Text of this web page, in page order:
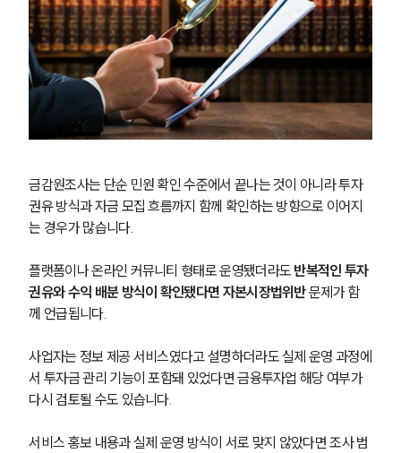
금감원조사는 단순 민원 확인 수준에서 끝나는 것이 아니라 투자
권유 방식과 자금 모집 흐름까지 함께 확인하는 방향으로 이어지
는 경우가 많습니다.
플랫폼이나 온라인 커뮤니티 형태로 운영됐더라도 반복적인 투자
권유와 수익 배분 방식이 확인됐다면 자본시장법위반 문제가 함
께 언급됩니다.
사업자는 정보 제공 서비스였다고 설명하더라도 실제 운영 과정에
서 투자금 관리 기능이 포함돼 있었다면 금융투자업 해당 여부가
다시 검토될 수도 있습니다.
서비스 홍보 내용과 실제 운영 방식이 서로 맞지 않았다면 조사 범